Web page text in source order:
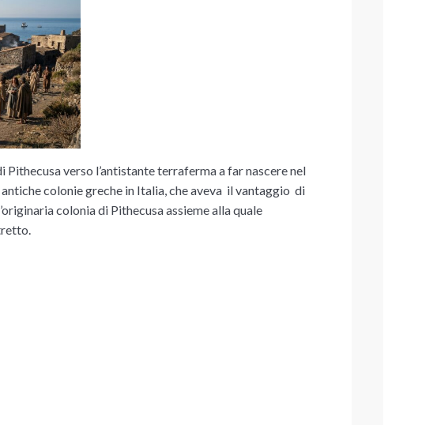
Pithecusa verso l’antistante terraferma a far nascere nel
colonie greche in Italia, che aveva il vantaggio di
colonia di Pithecusa assieme alla quale